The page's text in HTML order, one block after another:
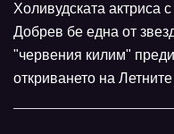
Холивудската актриса
Добрев бе една от
"червения килим"
откриването на